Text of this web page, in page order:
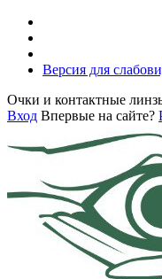
Версия для
Очки и контактные
Вход Впервые на сайте?